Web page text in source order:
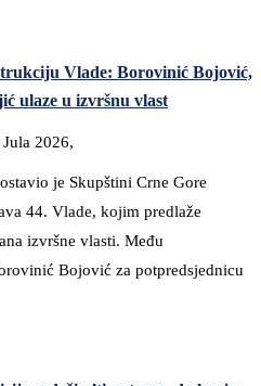
Vlade: Borovinić Bojović,
ulaze u izvršnu vlast
2026,
je Skupštini Crne Gore
44. Vlade, kojim predlaže
izvršne vlasti. Među
Bojović za potpredsjednicu